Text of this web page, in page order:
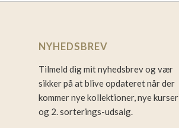
NYHEDSBREV
Tilmeld dig mit nyhedsbrev og vær
sikker på at blive opdateret når der
kommer nye kollektioner, nye kurser
og 2. sorterings-udsalg.